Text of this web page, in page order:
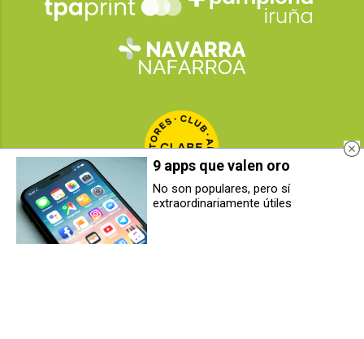
Rafael Pérez Lizaso gana el
concurso de carteles para las
Fiestas de Zizur Mayor 2026
El Ayuntamiento de Zizur Mayor
9 apps que valen oro
No son populares, pero sí
extraordinariamente útiles